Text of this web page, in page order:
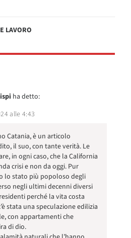
LAVORO
ha detto:
alle 4:43
Catania, è un articolo
il suo, con tante verità. Le
in ogni caso, che la California
crisi e non da oggi. Pur
lo stato più popoloso degli
negli ultimi decenni diversi
perché la vita costa
stata una speculazione edilizia
con appartamenti che
di dio.